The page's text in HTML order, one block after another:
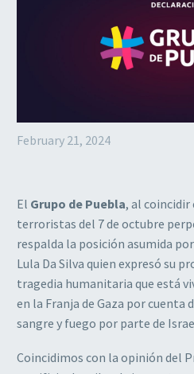
February 21, 2024
El Grupo de Puebla, al coincidir
terroristas del 7 de octubre
respalda la posición asumida
Lula Da Silva quien expresó su
tragedia humanitaria que está
en la Franja de Gaza por cuenta
sangre y fuego por parte de
Coincidimos con la opinión del